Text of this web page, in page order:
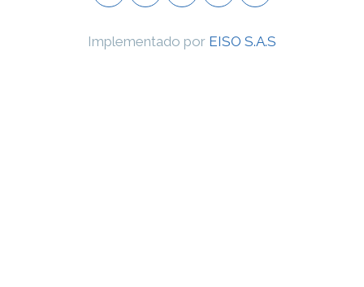
Implementado por EISO S.A.S